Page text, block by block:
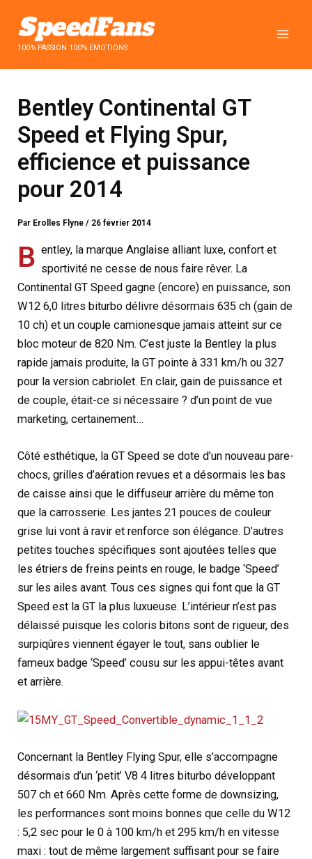
contenu100% PASSION 100% EMOTIONS
Bentley Continental GT
Speed et Flying Spur,
efficience et puissance
pour 2014
Par Erolles Flyne/ 26 février 2014
B entley, la marque Anglaise alliant luxe, confort et
sportivité ne cesse de nous faire rêver. La
Continental GT Speed gagne (encore) en puissance, son
W12 6,0 litres biturbo délivre désormais 635 ch (gain de
10 ch) et un couple camionesque jamais atteint sur ce
bloc moteur de 820 Nm. C’est juste la Bentley la plus
rapide jamais produite, la GT pointe à 331 km/h ou 327
pour la version cabriolet. En clair, gain de puissance et
de couple, était-ce si nécessaire ? d’un point de vue
marketing, certainement…
Côté esthétique, la GT Speed se dote d’un nouveau pare-
chocs, grilles d’aération revues et a désormais les bas
de caisse ainsi que le diffuseur arrière du même ton
que la carrosserie. Les jantes 21 pouces de couleur
grise lui vont à ravir et renforce son élégance. D’autres
petites touches spécifiques sont ajoutées telles que
les étriers de freins peints en rouge, le badge ‘Speed’
sur les ailes avant. Tous ces signes qui font que la GT
Speed est la GT la plus luxueuse. L’intérieur n’est pas
délaissé puisque les coloris bitons sont de rigueur, des
surpiqûres viennent égayer le tout, sans oublier le
fameux badge ‘Speed’ cousu sur les appui-têtes avant
et arrière.
Concernant la Bentley Flying Spur, elle s’accompagne
désormais d’un ‘petit’ V8 4 litres biturbo développant
507 ch et 660 Nm. Après cette forme de downsizing,
les performances sont moins bonnes que celle du W12
: 5,2 sec pour le 0 à 100 km/h et 295 km/h en vitesse
maxi : tout de même largement suffisant pour se faire